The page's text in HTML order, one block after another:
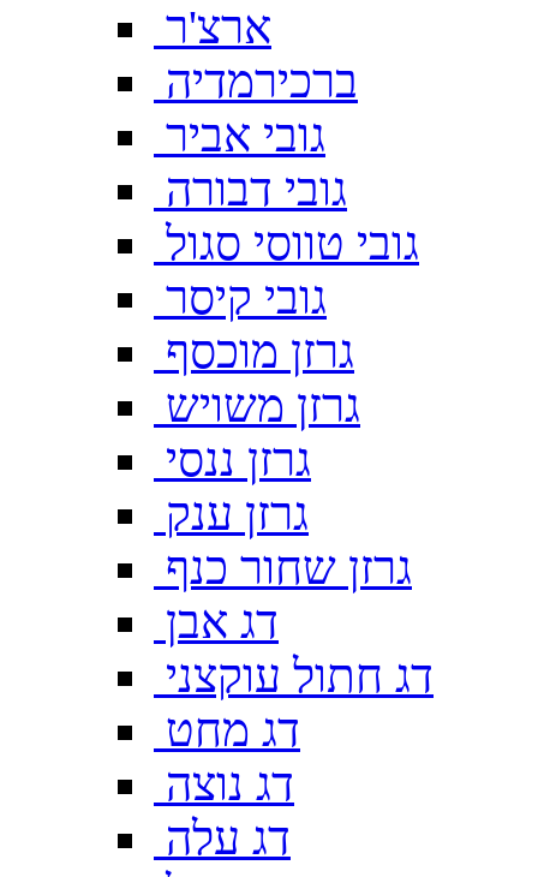
ארצ'ר
ברכירמדיה
גובי אביר
גובי דבורה
גובי טווסי סגול
גובי קיסר
גרזן מוכסף
גרזן משויש
גרזן ננסי
גרזן ענק
גרזן שחור כנף
דג אבן
דג חתול עוקצני
דג מחט
דג נוצה
דג עלה